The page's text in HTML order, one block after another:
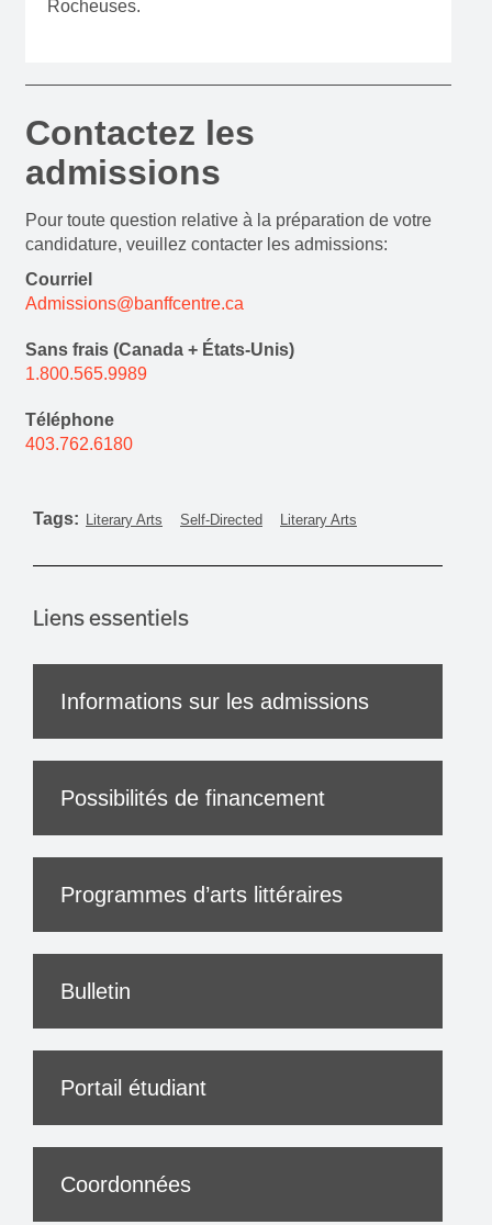
Rocheuses.
Contactez les
admissions
Pour toute question relative à la préparation de votre
candidature, veuillez contacter les admissions:
Courriel
Admissions@banffcentre.ca
Sans frais (Canada + États-Unis)
1.800.565.9989
Téléphone
403.762.6180
Tags: Literary Arts Self-Directed Literary Arts
Liens essentiels
Informations sur les admissions
Possibilités de financement
Programmes d’arts littéraires
Bulletin
Portail étudiant
Coordonnées